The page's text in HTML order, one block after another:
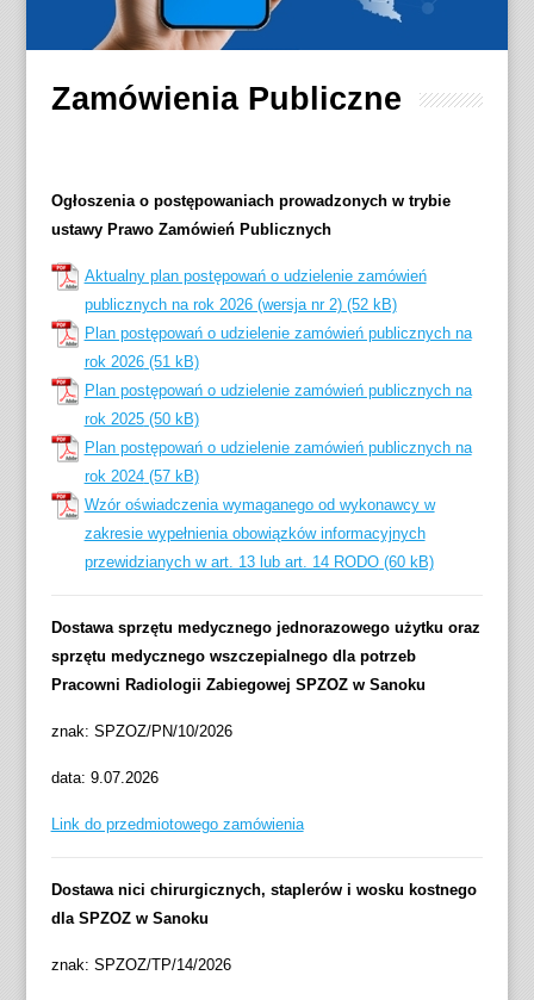
Zamówienia Publiczne
Ogłoszenia o postępowaniach prowadzonych w trybie
ustawy Prawo Zamówień Publicznych
Aktualny plan postępowań o udzielenie zamówień
publicznych na rok 2026 (wersja nr 2)
Plan postępowań o udzielenie zamówień publicznych na
rok 2026
Plan postępowań o udzielenie zamówień publicznych na
rok 2025
Plan postępowań o udzielenie zamówień publicznych na
rok 2024
Wzór oświadczenia wymaganego od wykonawcy w
zakresie wypełnienia obowiązków informacyjnych
przewidzianych w art. 13 lub art. 14 RODO
Dostawa sprzętu medycznego jednorazowego użytku oraz
sprzętu medycznego wszczepialnego dla potrzeb
Pracowni Radiologii Zabiegowej SPZOZ w Sanoku
znak: SPZOZ/PN/10/2026
data: 9.07.2026
Link do przedmiotowego zamówienia
Dostawa nici chirurgicznych, staplerów i wosku kostnego
dla SPZOZ w Sanoku
znak: SPZOZ/TP/14/2026